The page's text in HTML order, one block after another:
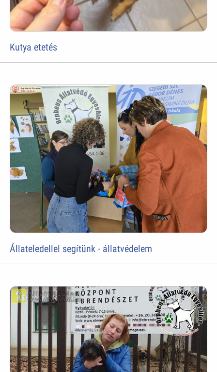
Kutya etetés
Állateledellel segítünk - állatvédelem